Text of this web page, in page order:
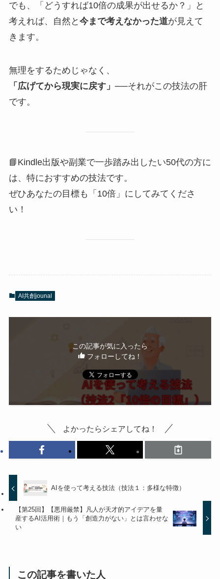
でも、「どうすれば10倍の成果が出せるか？」と
考えれば、自然と 今まで考えなかった道が見えて
きます。
無理をするためじゃなく、
「広げてから現実に戻す」 ──それがこの技法の肝
です。
📘Kindle出版や副業で一歩踏み出したい50代の方に
は、特におすすめの技法です。
ぜひあなたの目標も「10倍」にしてみてくださ
い！
AI共創jounal
この記事が気に入ったら
フォローしてね！
よかったらシェアしてね！
AIを使って考える技法（技法１：多様な特徴）
【第25回】【悪用厳禁】凡人が天才的アイデアを量
産するAI活用術｜もう「創造力がない」とは言わせな
い
この記事を書いた人